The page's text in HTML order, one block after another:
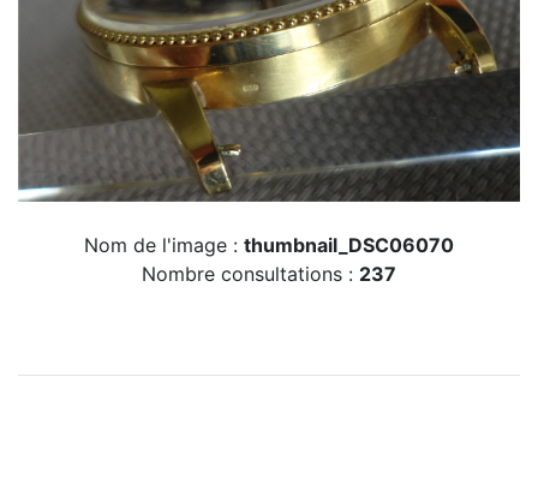
Nom de l'image : thumbnail_DSC06070
Nombre consultations : 237